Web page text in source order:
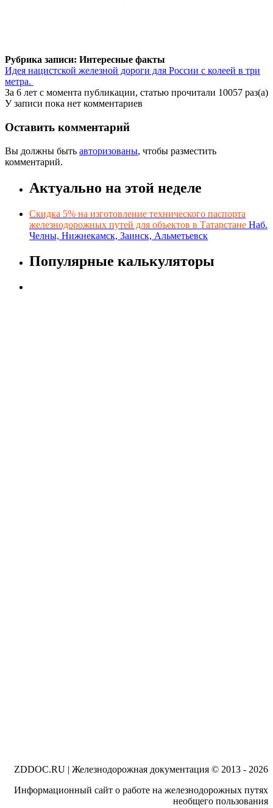
Рубрика записи: Интересные факты
Идея нацистской железной дороги для России с колеей в три
метра.
За 6 лет с момента публикации, статью прочитали 10057 раз(а)
У записи пока нет комментариев
Оставить комментарий
Вы должны быть авторизованы, чтобы разместить
комментарий.
Актуально на этой неделе
Скидка 5% на изготовление технического паспорта
железнодорожных путей для объектов в Татарстане Наб.
Челны, Нижнекамск, Заинск, Альметьевск
Популярные калькуляторы
ZDDOC.RU | Железнодорожная документация © 2013 - 2026
Информационный сайт о работе на железнодорожных путях
необщего пользования